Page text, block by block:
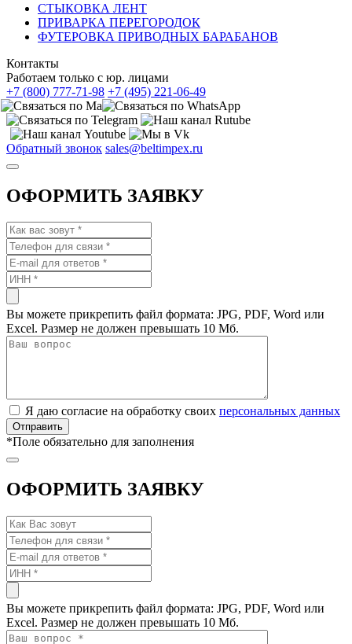
СТЫКОВКА ЛЕНТ
ПРИВАРКА ПЕРЕГОРОДОК
ФУТЕРОВКА ПРИВОДНЫХ БАРАБАНОВ
Контакты
Работаем только с юр. лицами
+7 (800) 777-71-98 +7 (495) 221-06-49
Обратный звонок sales@beltimpex.ru
ОФОРМИТЬ ЗАЯВКУ
Вы можете прикрепить файл формата: JPG, PDF, Word или
Excel. Размер не должен превышать 10 Мб.
Я даю согласие на обработку своих персональных данных
*Поле обязательно для заполнения
ОФОРМИТЬ ЗАЯВКУ
Вы можете прикрепить файл формата: JPG, PDF, Word или
Excel. Размер не должен превышать 10 Мб.